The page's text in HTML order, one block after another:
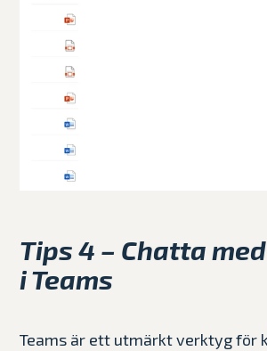
Tips 4 – Chatta
i Teams
Teams är ett utmärkt verktyg för